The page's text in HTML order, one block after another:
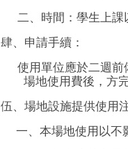
二、時間：學生上課
肆、申請手續：
使用單位應於二週
場地使用費後，方
伍、場地設施提供使用
一、本場地使用以不